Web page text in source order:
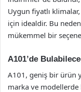
Uygun fiyatlı
için idealdir. Bu
mükemmel bir
A101’de
A101, geniş bir ürün
marka ve modellerde